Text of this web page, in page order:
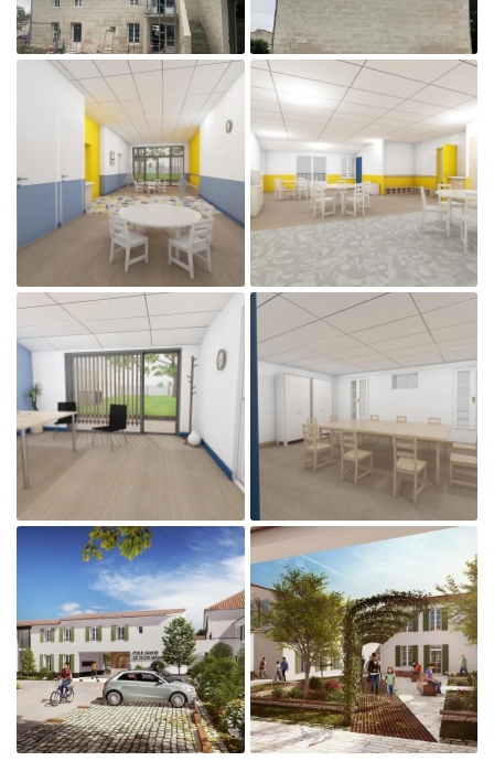

Agrandir la photo

Agrandir la photo

Agrandir la photo